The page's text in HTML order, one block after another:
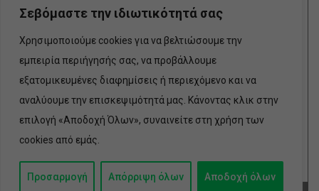
Σεβόμαστε την ιδιωτικότητά σας
Χρησιμοποιούμε cookies για να βελτιώσουμε την
εμπειρία περιήγησής σας, να προβάλλουμε
εξατομικευμένες διαφημίσεις ή περιεχόμενο και να
αναλύουμε την επισκεψιμότητά μας. Κάνοντας κλικ στην
επιλογή «Αποδοχή Όλων», συναινείτε στη χρήση των
cookies από εμάς.
Προσαρμογή Απόρριψη όλων Αποδοχή όλων